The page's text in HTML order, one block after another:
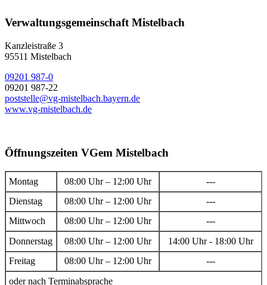
Verwaltungsgemeinschaft Mistelbach
Kanzleistraße 3
95511 Mistelbach
09201 987-0
09201 987-22
poststelle@vg-mistelbach.bayern.de
www.vg-mistelbach.de
Öffnungszeiten VGem Mistelbach
Montag 08:00 Uhr – 12:00 Uhr
---
Dienstag
08:00 Uhr – 12:00 Uhr
---
Mittwoch
08:00 Uhr – 12:00 Uhr
---
Donnerstag
08:00 Uhr – 12:00 Uhr
14:00 Uhr - 18:00 Uhr
Freitag
08:00 Uhr – 12:00 Uhr
---
oder nach Terminabsprache